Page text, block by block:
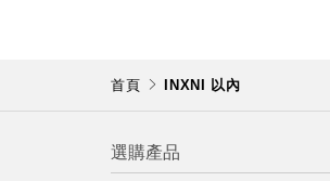
首頁 INXNI 以內
選購產品